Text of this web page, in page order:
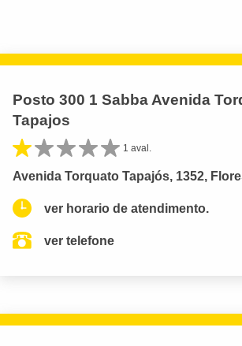
Posto 300 1 Sabba Avenida
Tapajos
1 aval.
Avenida Torquato Tapajós, 1352,
ver horario de atendimento.
ver telefone